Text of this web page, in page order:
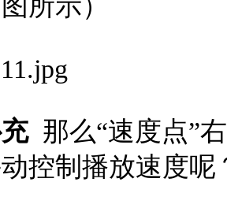
那么“速度点”
控制播放速度呢